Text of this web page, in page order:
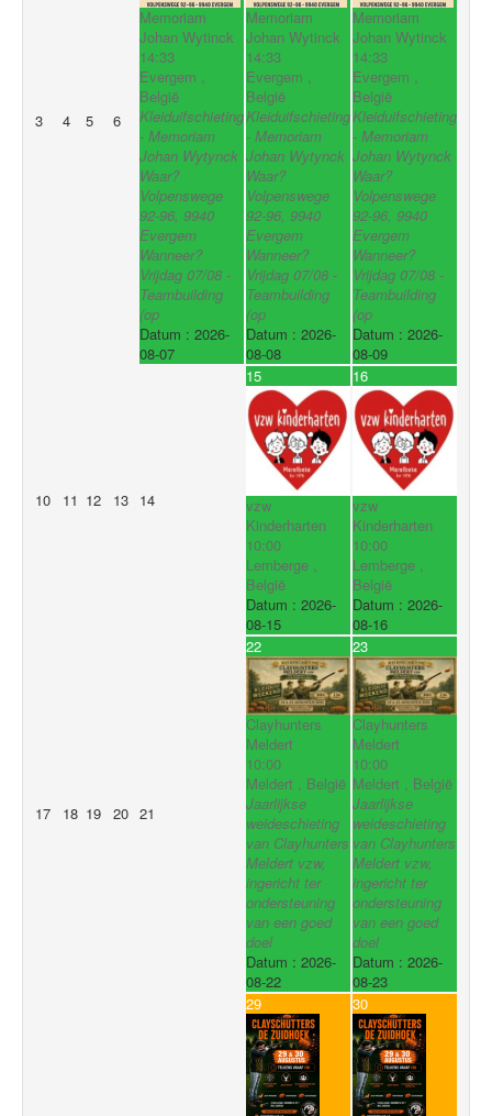
3 4 5 6
Memoriam
Johan Wytinck
14:33
Evergem ,
België
Kleiduifschieting
- Memoriam
Johan Wytynck
Waar?
Volpenswege
92-96, 9940
Evergem
Wanneer?
Vrijdag 07/08 -
Teambuilding
(op
Datum : 2026-
08-07
Memoriam
Johan Wytinck
14:33
Evergem ,
België
Kleiduifschieting
- Memoriam
Johan Wytynck
Waar?
Volpenswege
92-96, 9940
Evergem
Wanneer?
Vrijdag 07/08 -
Teambuilding
(op
Datum : 2026-
08-08
Memoriam
Johan Wytinck
14:33
Evergem ,
België
Kleiduifschieting
- Memoriam
Johan Wytynck
Waar?
Volpenswege
92-96, 9940
Evergem
Wanneer?
Vrijdag 07/08 -
Teambuilding
(op
Datum : 2026-
08-09
10 11 12 13 14
15
vzw
Kinderharten
10:00
Lemberge ,
België
Datum : 2026-
08-15
16
vzw
Kinderharten
10:00
Lemberge ,
België
Datum : 2026-
08-16
17 18 19 20 21
22
Clayhunters
Meldert
10:00
Meldert , België
Jaarlijkse
weideschieting
van Clayhunters
Meldert vzw,
ingericht ter
ondersteuning
van een goed
doel
Datum : 2026-
08-22
23
Clayhunters
Meldert
10:00
Meldert , België
Jaarlijkse
weideschieting
van Clayhunters
Meldert vzw,
ingericht ter
ondersteuning
van een goed
doel
Datum : 2026-
08-23
29 30